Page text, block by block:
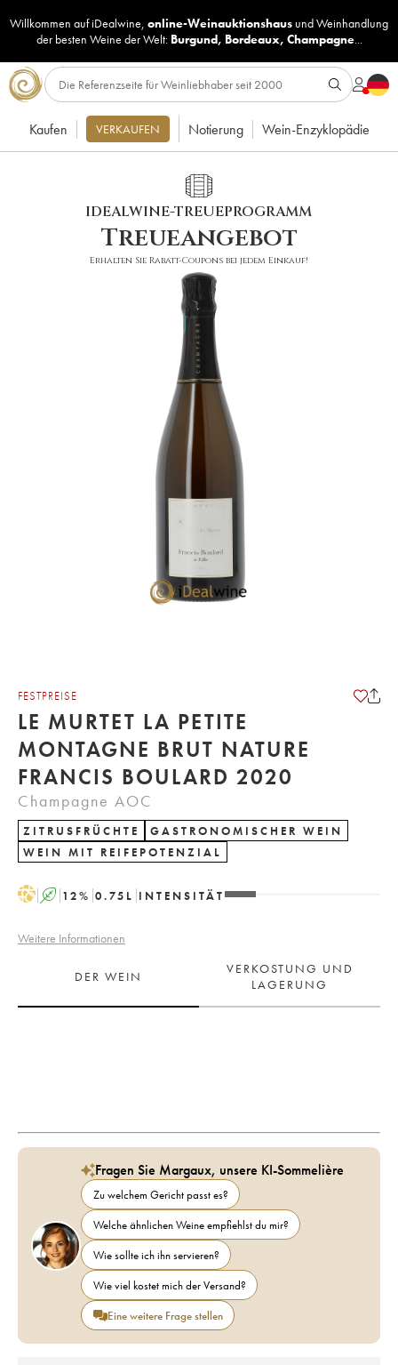
Willkommen auf iDealwine, online-Weinauktionshaus undWeinhandlung
der besten Weine der Welt: Burgund, Bordeaux, Champagne...
Kaufen VERKAUFEN Notierung Wein-Enzyklopädie
IDEALWINE-TREUEPROGRAMM
Treueangebot
Erhalten Sie Rabatt-Coupons bei jedem Einkauf!
FESTPREISE
LE MURTET LA PETITE
MONTAGNE BRUT NATURE
FRANCIS BOULARD 2020
Champagne AOC
ZITRUSFRÜCHTE
GASTRONOMISCHER WEIN
WEIN MIT REIFEPOTENZIAL
H A 12% 0.75 L INTENSITÄT
Weitere Informationen
DER WEIN
VERKOSTUNG UND
LAGERUNG
Fragen Sie Margaux, unsere KI-Sommelière
Zu welchem Gericht passt es?
Welche ähnlichen Weine empfiehlst du mir?
Wie sollte ich ihn servieren?
Wie viel kostet mich der Versand?
Eine weitere Frage stellen